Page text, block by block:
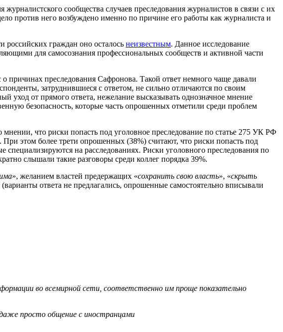
сообщества случаев преследования журналистов в связи с их
против него возбуждено именно по причине его работы как журналиста и
российских граждан оно осталось неизвестным. Данное исследование
для самосознания профессиональных сообществ и активной части
причинах преследования Сафронова. Такой ответ немного чаще давали
затруднившиеся с ответом, не сильно отличаются по своим
уход от прямого ответа, нежелание высказывать однозначное мнение
безопасность, которые часть опрошенных отметили среди проблем
что риски попасть под уголовное преследование по статье 275 УК РФ
этом более трети опрошенных (38%) считают, что риски попасть под
на расследованиях. Риски уголовного преследования по
слышали такие разговоры среди коллег порядка 39%.
», желанием властей предержащих «сохранить свою власть», «скрыть
ответа не предлагались, опрошенные самостоятельно вписывали
во всемирной сети, соответственно им проще показательно
просто общение с иностранцами